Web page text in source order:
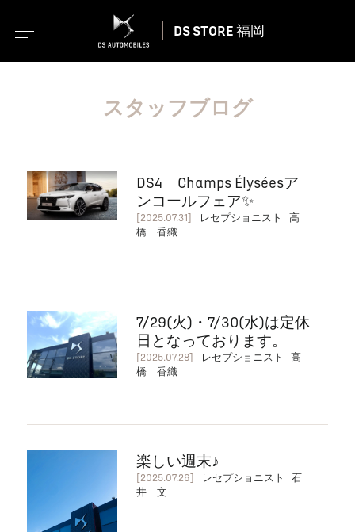
DS STORE 福岡
スタッフブログ
DS4 Champs Élyséesア
ンコールフェア✨
[2025.07.31]
レセプショニスト 高
橋 香織
7/29(火)・7/30(水)は定休
日となっております。
[2025.07.28]
レセプショニスト 高
橋 香織
楽しい週末♪
[2025.07.26]
レセプショニスト 石
井 文